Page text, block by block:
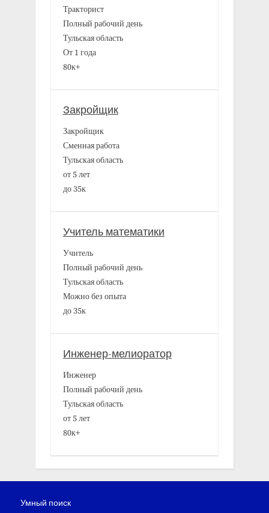
Тракторист
Полный рабочий день
Тульская область
От 1 года
80к+
Закройщик
Закройщик
Сменная работа
Тульская область
от 5 лет
до 35к
Учитель математики
Учитель
Полный рабочий день
Тульская область
Можно без опыта
до 35к
Инженер-мелиоратор
Инженер
Полный рабочий день
Тульская область
от 5 лет
80к+
Умный поиск